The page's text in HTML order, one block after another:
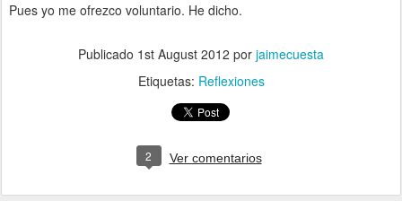
Pues yo me ofrezco voluntario. He dicho.
Publicado 1st August 2012 por jaimecuesta
Etiquetas: Reflexiones
2 Ver comentarios